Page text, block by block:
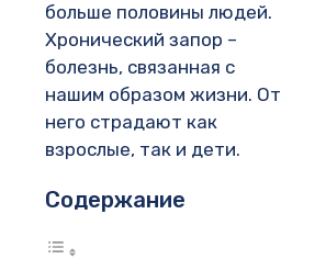
больше половины людей.
Хронический запор –
болезнь, связанная с
нашим образом жизни. От
него страдают как
взрослые, так и дети.
Содержание